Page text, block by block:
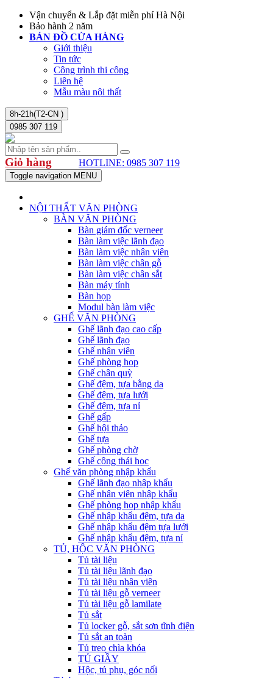
Vận chuyển & Lắp đặt miễn phí Hà Nội
Bảo hành 2 năm
BẢN ĐỒ CỬA HÀNG
Giới thiệu
Tin tức
Công trình thi công
Liên hệ
Mẫu màu nội thất
8h-21h(T2-CN )
0985 307 119
Giỏ hàng HOTLINE: 0985 307 119
Toggle navigation MENU
NỘI THẤT VĂN PHÒNG
BÀN VĂN PHÒNG
Bàn giám đốc verneer
Bàn làm việc lãnh đạo
Bàn làm việc nhân viên
Bàn làm việc chân gỗ
Bàn làm việc chân sắt
Bàn máy tính
Bàn họp
Modul bàn làm việc
GHẾ VĂN PHÒNG
Ghế lãnh đạo cao cấp
Ghế lãnh đạo
Ghế nhân viên
Ghế phòng họp
Ghế chân quỳ
Ghế đệm, tựa bằng da
Ghế đệm, tựa lưới
Ghế đệm, tựa nỉ
Ghế gấp
Ghế hội thảo
Ghế tựa
Ghế phòng chờ
Ghế công thái học
Ghế văn phòng nhập khẩu
Ghế lãnh đạo nhập khẩu
Ghế nhân viên nhập khẩu
Ghế phòng họp nhập khẩu
Ghế nhập khẩu đệm, tựa da
Ghế nhập khẩu đệm tựa lưới
Ghế nhập khẩu đệm, tựa nỉ
TỦ, HỘC VĂN PHÒNG
Tủ tài liệu
Tủ tài liệu lãnh đạo
Tủ tài liệu nhân viên
Tủ tài liệu gỗ verneer
Tủ tài liệu gỗ lamilate
Tủ sắt
Tủ locker gỗ, sắt sơn tĩnh điện
Tủ sắt an toàn
Tủ treo chìa khóa
TỦ GIẦY
Hộc, tủ phụ, góc nối